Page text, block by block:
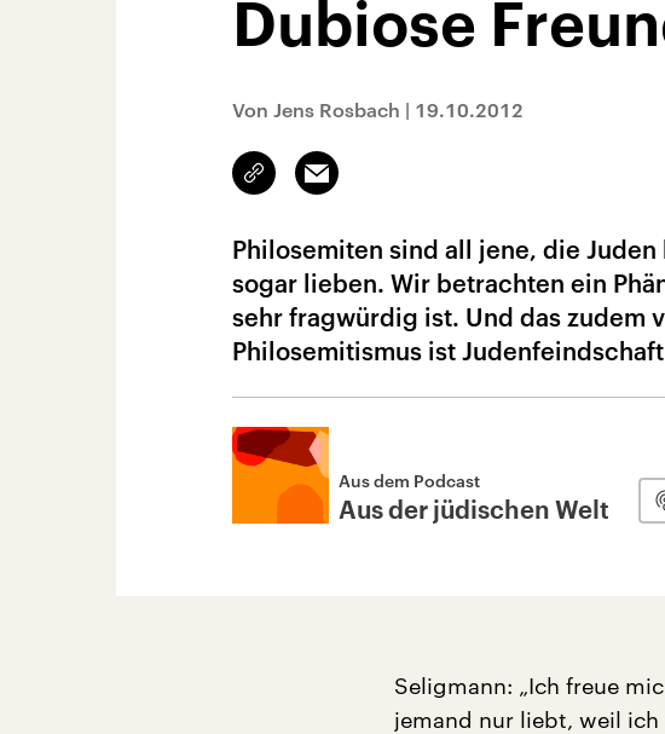
Dubiose
Von Jens Rosbach | 19.10.2012
Link
kopieren/teilen
Email
Philosemiten sind all jene, die
sogar lieben. Wir betrachten ein
sehr fragwürdig ist. Und das zudem
Philosemitismus ist
Aus dem Podcast
Aus der jüdischen Welt
Seligmann: „Ich freue
jemand nur liebt, weil ich